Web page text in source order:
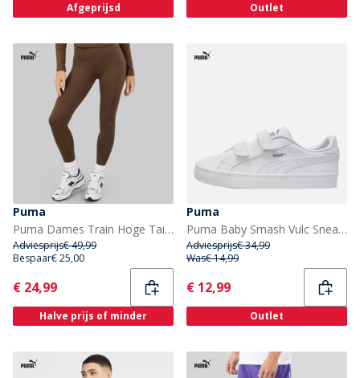
Afgeprijsd Outlet
Puma
Puma Dames Train Hoge Taille Training Strakke Leggings Espresso Brown
Adviesprijs€ 49,99
Bespaar€ 25,00
Current
€ 24,99
Halve prijs of minder
Puma
Puma Baby Smash Vulc Sneakers Wit/Quarry
Adviesprijs€ 34,99
Was€ 14,99
Current
€ 12,99
Outlet